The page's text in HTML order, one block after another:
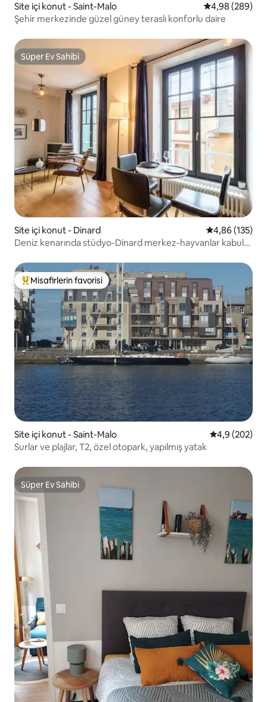
Site içi konut - Saint-Malo 5 üzerinden
4,98 (289)
Şehir merkezinde güzel güney teraslı konforlu daire
Süper Ev Sahibi
Süper Ev Sahibi
Site içi konut - Dinard 5 üzerinden
4,86 (135)
Deniz kenarında stüdyo-Dinard merkez-hayvanlar kabul
Misafirlerin favorilerinden en beğenilenler arasında
Misafirlerin favorisi
Site içi konut - Saint-Malo 5 üzerinden
4,9 (202)
Surlar ve plajlar, T2, özel otopark, yapılmış yatak
Süper Ev Sahibi
Süper Ev Sahibi